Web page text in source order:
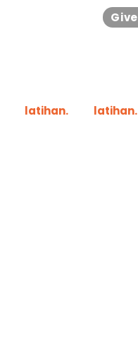
Give
latihan. latihan.